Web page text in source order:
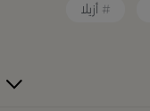
أزيلا